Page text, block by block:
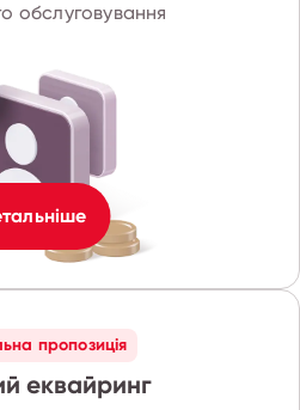
обслуговування
пропозиція
еквайринг